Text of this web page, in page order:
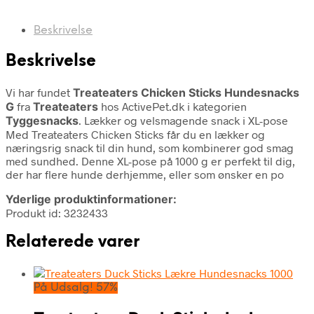
Beskrivelse
Beskrivelse
Vi har fundet Treateaters Chicken Sticks Hundesnacks
G fra Treateaters hos ActivePet.dk i kategorien
Tyggesnacks. Lækker og velsmagende snack i XL-pose
Med Treateaters Chicken Sticks får du en lækker og
næringsrig snack til din hund, som kombinerer god smag
med sundhed. Denne XL-pose på 1000 g er perfekt til dig,
der har flere hunde derhjemme, eller som ønsker en po
Yderlige produktinformationer:
Produkt id: 3232433
Relaterede varer
På Udsalg! 57%